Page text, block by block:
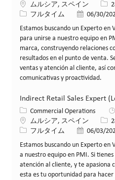
場所ムルシア, スペイン 求人
役職フルタイム 投稿日06/30/
Estamos buscando un Experto en
para unirse a nuestro equipo en
marca, construyendo relaciones
resultados en el punto de venta.
ventas y atención al cliente, así
comunicativas y proactividad.
Indirect Retail Sales Expert
カテゴリー
Commercial Operations
場所ムルシア, スペイン 求人
役職フルタイム 投稿日06/03/
Estamos buscando un Experto en
a nuestro equipo en PMI. Si
atención al cliente, y te apasiona
esta es tu oportunidad para